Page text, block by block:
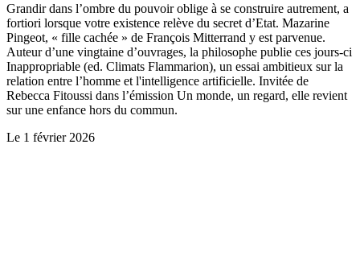
Grandir dans l’ombre du pouvoir oblige à se construire autrement, a
fortiori lorsque votre existence relève du secret d’Etat. Mazarine
Pingeot, « fille cachée » de François Mitterrand y est parvenue.
Auteur d’une vingtaine d’ouvrages, la philosophe publie ces jours-ci
Inappropriable (ed. Climats Flammarion), un essai ambitieux sur la
relation entre l’homme et l'intelligence artificielle. Invitée de
Rebecca Fitoussi dans l’émission Un monde, un regard, elle revient
sur une enfance hors du commun.
Le 1 février 2026